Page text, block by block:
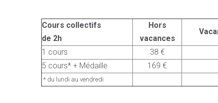
Cours collectifs
de 2h
Hors
vacances
1 cours
38 €
5 cours* + Médaille
169 €
* du lundi au vendredi